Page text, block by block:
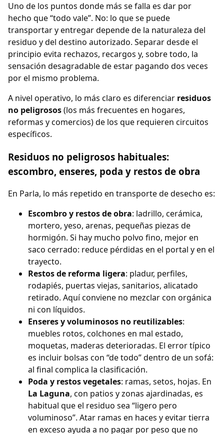
Uno de los puntos donde más se falla es dar por
hecho que “todo vale”. No: lo que se puede
transportar y entregar depende de la naturaleza del
residuo y del destino autorizado. Separar desde el
principio evita rechazos, recargos y, sobre todo, la
sensación desagradable de estar pagando dos veces
por el mismo problema.
A nivel operativo, lo más claro es diferenciar residuos
no peligrosos(los más frecuentes en hogares,
reformas y comercios) de los que requieren circuitos
específicos.
Residuos no peligrosos habituales:
escombro, enseres, poda y restos de obra
En Parla, lo más repetido en transporte de desecho es:
Escombro y restos de obra: ladrillo, cerámica,
mortero, yeso, arenas, pequeñas piezas de
hormigón. Si hay mucho polvo fino, mejor en
saco cerrado: reduce pérdidas en el portal y en el
trayecto.
Restos de reforma ligera: pladur, perfiles,
rodapiés, puertas viejas, sanitarios, alicatado
retirado. Aquí conviene no mezclar con orgánica
ni con líquidos.
Enseres y voluminosos no reutilizables:
muebles rotos, colchones en mal estado,
moquetas, maderas deterioradas. El error típico
es incluir bolsas con “de todo” dentro de un sofá:
al final complica la clasificación.
Poda y restos vegetales: ramas, setos, hojas. En
La Laguna, con patios y zonas ajardinadas, es
habitual que el residuo sea “ligero pero
voluminoso”. Atar ramas en haces y evitar tierra
en exceso ayuda a no pagar por peso que no